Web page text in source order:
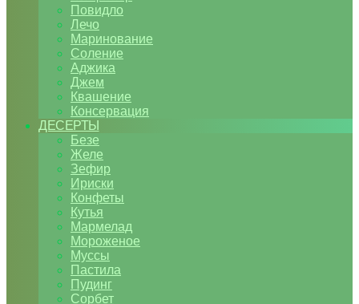
Повидло
Лечо
Маринование
Соление
Аджика
Джем
Квашение
Консервация
ДЕСЕРТЫ
Безе
Желе
Зефир
Ириски
Конфеты
Кутья
Мармелад
Мороженое
Муссы
Пастила
Пудинг
Сорбет